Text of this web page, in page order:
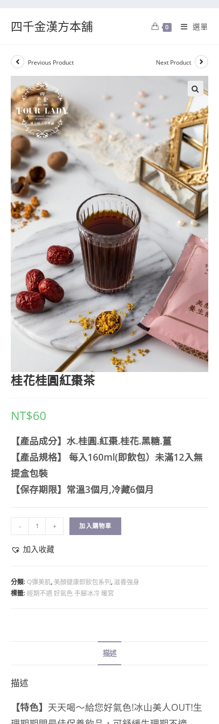
四千金漢方本舖 0 選單
Previous Product Next Product
桂花桂圓紅棗茶
NT$60
【產品成分】水.桂圓.紅棗.桂花.黑糖.薑
【產品規格】 每入160ml(即飲包）未滿12入無
提盒包裝
【保存期限】 常溫3個月,冷藏6個月
- + 加入購物車
加入收藏
分類: Q彈美肌, 美顏健康即飲包系列, 滋養強身
標籤:經期不適 好氣色 手腳冰冷 暖宮
描述
描述
【特色】 天天喝～給您好氣色!冰山美人OUT!生